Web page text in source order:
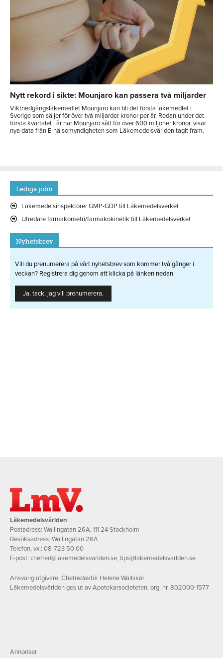
Nytt rekord i sikte: Mounjaro kan passera två miljarder
Viktnedgångsläkemedlet Mounjaro kan bli det första läkemedlet i
Sverige som säljer för över två miljarder kronor per år. Redan under det
första kvartalet i år har Mounjaro sålt för över 600 miljoner kronor, visar
nya data från E-hälsomyndigheten som Läkemedelsvärlden tagit fram.
Lediga jobb
Läkemedelsinspektörer GMP-GDP till Läkemedelsverket
Utredare farmakometri/farmakokinetik till Läkemedelsverket
Nyhetsbrev
Vill du prenumerera på vårt nyhetsbrev som kommer två gånger i
veckan? Registrera dig genom att klicka på länken nedan.
Ja, tack, jag vill prenumerera.
Läkemedelsvärlden
Postadress: Wallingatan 26A, 111 24 Stockholm
Besöksadress: Wallingatan 26A
Telefon, vx.: 08-723 50 00
E-post: chefred@lakemedelsvarlden.se,tips@lakemedelsvarlden.se
Ansvarig utgivare: Chefredaktör Helene Wallskär
Läkemedelsvärlden ges ut av Apotekarsocieteten, org. nr. 802000-1577
Annonser